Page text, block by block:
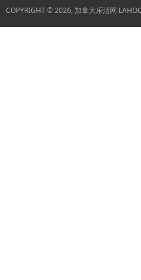
COPYRIGHT © 2026, 加拿大乐活网